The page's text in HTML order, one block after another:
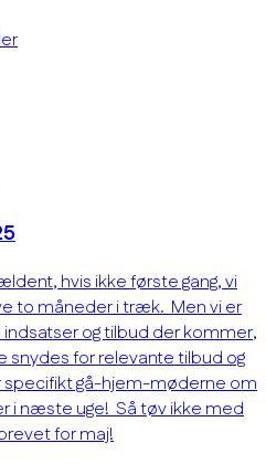
hvis ikke første gang, vi
to måneder i træk. Men vi er
og tilbud der kommer,
snydes for relevante tilbud og
gå-hjem-møderne om
i næste uge! Så tøv ikke med
for maj!